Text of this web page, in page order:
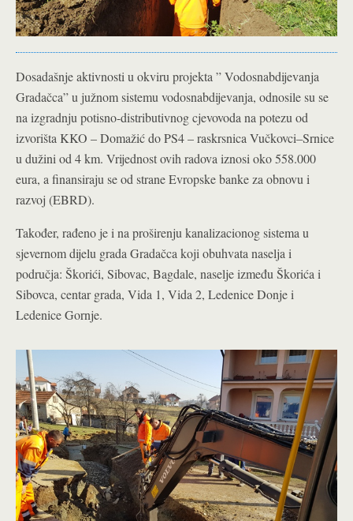
Dosadašnje aktivnosti u okviru projekta ” Vodosnabdijevanja
Gradačca” u južnom sistemu vodosnabdijevanja, odnosile su se
na izgradnju potisno-distributivnog cjevovoda na potezu od
izvorišta KKO – Domažić do PS4 – raskrsnica Vučkovci–Srnice
u dužini od 4 km. Vrijednost ovih radova iznosi oko 558.000
eura, a finansiraju se od strane Evropske banke za obnovu i
razvoj (EBRD).
Također, rađeno je i na proširenju kanalizacionog sistema u
sjevernom dijelu grada Gradačca koji obuhvata naselja i
područja: Škorići, Sibovac, Bagdale, naselje između Škorića i
Sibovca, centar grada, Vida 1, Vida 2, Ledenice Donje i
Ledenice Gornje.